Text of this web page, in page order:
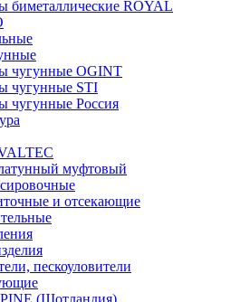
биметаллические ROYAL
чугунные OGINT
чугунные STI
чугунные Россия
муфтовый
и отсекающие
пескоуловители
(Шотландия)